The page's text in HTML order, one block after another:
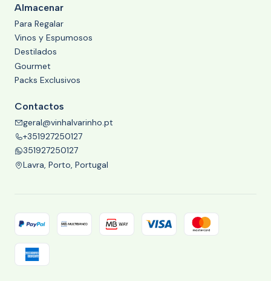
Almacenar
Para Regalar
Vinos y Espumosos
Destilados
Gourmet
Packs Exclusivos
Contactos
geral@vinhalvarinho.pt
+351927250127
351927250127
Lavra, Porto, Portugal